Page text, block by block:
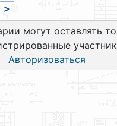
>
могут оставлять
Авторизоваться